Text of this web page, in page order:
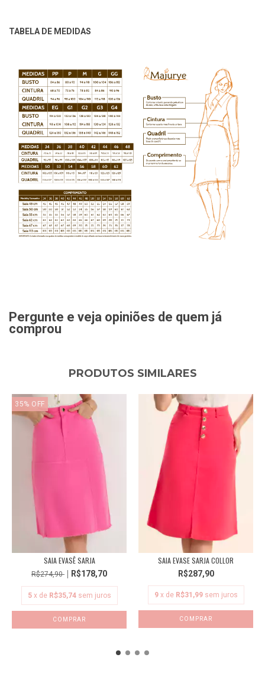
TABELA DE MEDIDAS
Pergunte e veja opiniões de quem já
comprou
PRODUTOS SIMILARES
35% OFF
SAIA EVASÊ SARJA
R$274,90 R$178,70
5 x de R$35,74 sem juros
COMPRAR
SAIA EVASE SARJA COLLOR
R$287,90
9 x de R$31,99 sem juros
COMPRAR